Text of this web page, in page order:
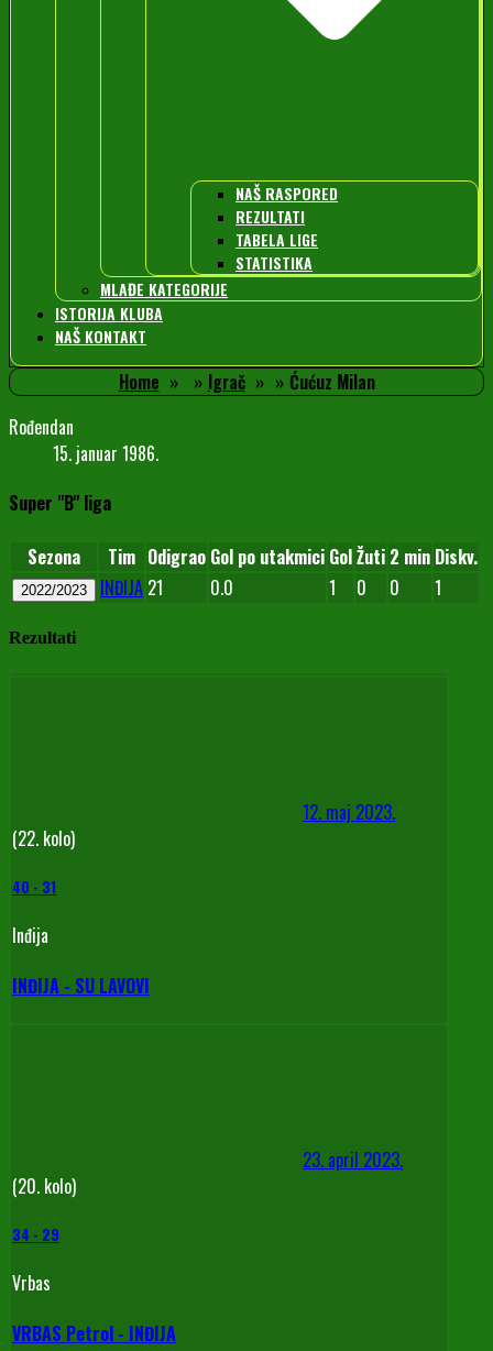
NAŠ RASPORED
REZULTATI
TABELA LIGE
STATISTIKA
MLAĐE KATEGORIJE
ISTORIJA KLUBA
NAŠ KONTAKT
Home Igrač
Ćućuz Milan
Rođendan
15. januar 1986.
Super "B" liga
Sezona Tim Odigrao Gol po utakmici GolŽuti 2 min Diskv.
2022/2023 INĐIJA 21 0.0 1 0 0 1
Rezultati
12. maj 2023.
(22. kolo)
40 - 31
Inđija
INĐIJA - SU LAVOVI
23. april 2023.
(20. kolo)
34 - 29
Vrbas
VRBAS Petrol - INĐIJA